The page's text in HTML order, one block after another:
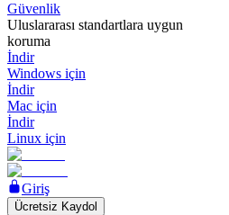
Güvenlik
Uluslararası standartlara uygun
koruma
İndir
Windows için
İndir
Mac için
İndir
Linux için
Giriş
Ücretsiz Kaydol